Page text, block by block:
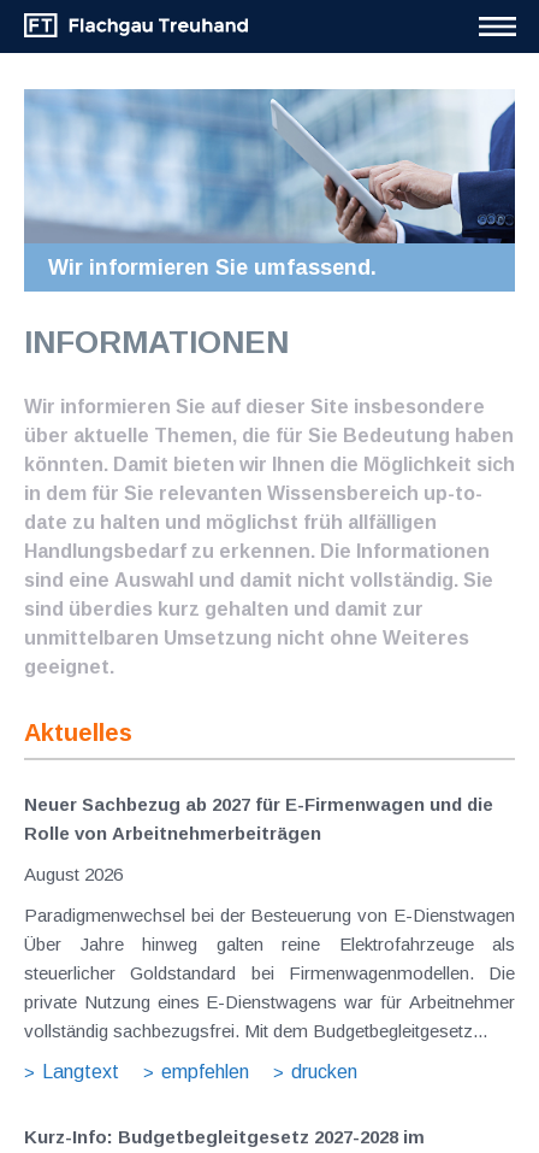
Wir informieren Sie umfassend.
INFORMATIONEN
Wir informieren Sie auf dieser Site insbesondere
über aktuelle Themen, die für Sie Bedeutung haben
könnten. Damit bieten wir Ihnen die Möglichkeit sich
in dem für Sie relevanten Wissensbereich up-to-
date zu halten und möglichst früh allfälligen
Handlungsbedarf zu erkennen. Die Informationen
sind eine Auswahl und damit nicht vollständig. Sie
sind überdies kurz gehalten und damit zur
unmittelbaren Umsetzung nicht ohne Weiteres
geeignet.
Aktuelles
Neuer Sachbezug ab 2027 für E-Firmenwagen und die
Rolle von Arbeitnehmer​­beiträgen
August 2026
Paradigmenwechsel bei der Besteuerung von E-Dienstwagen
Über Jahre hinweg galten reine Elektrofahrzeuge als
steuerlicher Goldstandard bei Firmenwagenmodellen. Die
private Nutzung eines E-Dienstwagens war für Arbeitnehmer
vollständig sachbezugsfrei. Mit dem Budgetbegleitgesetz...
Langtext
empfehlen drucken
Kurz-Info: Budgetbegleitgesetz 2027-2028 im